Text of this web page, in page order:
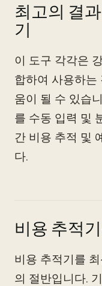
최고의 결
기
이 도구 각각은
합하여 사용하는
움이 될 수 있습
를 수동 입력 및
간 비용 추적 및
다.
비용 추적
비용 추적기를
의 절반입니다.